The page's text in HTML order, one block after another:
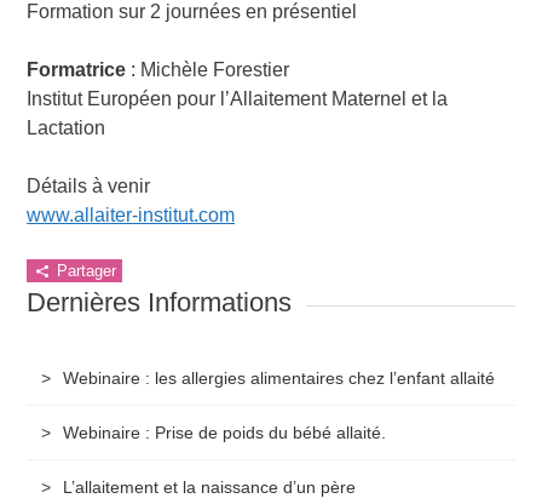
Formation sur 2 journées en présentiel
Formatrice : Michèle Forestier
Institut Européen pour l’Allaitement Maternel et la
Lactation
Détails à venir
www.allaiter-institut.com
Partager
Dernières Informations
Webinaire : les allergies alimentaires chez l’enfant allaité
Webinaire : Prise de poids du bébé allaité.
L’allaitement et la naissance d’un père